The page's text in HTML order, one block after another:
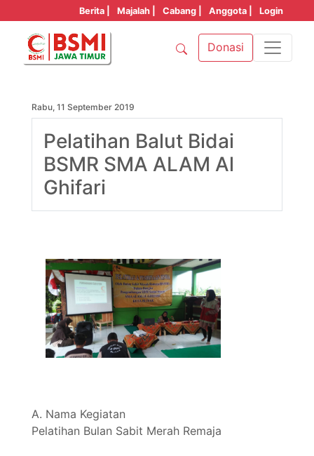
Berita | Majalah | Cabang | Anggota | Login
Donasi
Rabu, 11 September 2019
Pelatihan Balut Bidai
BSMR SMA ALAM Al
Ghifari
A. Nama Kegiatan
Pelatihan Bulan Sabit Merah Remaja